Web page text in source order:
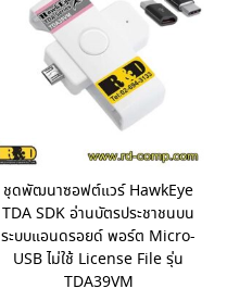
ชุดพัฒนาซอฟต์แวร์ HawkEye
TDA SDK อ่านบัตรประชาชนบน
ระบบแอนดรอยด์ พอร์ต Micro-
USB ไม่ใช้ License File รุ่น
TDA39VM